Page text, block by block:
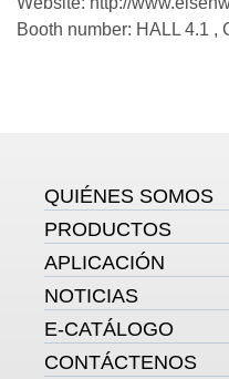
Booth number: HALL 4.1 ,
QUIÉNES SOMOS
PRODUCTOS
APLICACIÓN
NOTICIAS
E-CATÁLOGO
CONTÁCTENOS